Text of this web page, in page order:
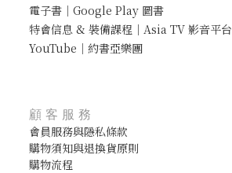
電子書｜Google Play 圖書
特會信息 & 裝備課程｜Asia TV 影音平台
YouTube｜約書亞樂團
顧客服務
會員服務與隱私條款
購物須知與退換貨原則
購物流程